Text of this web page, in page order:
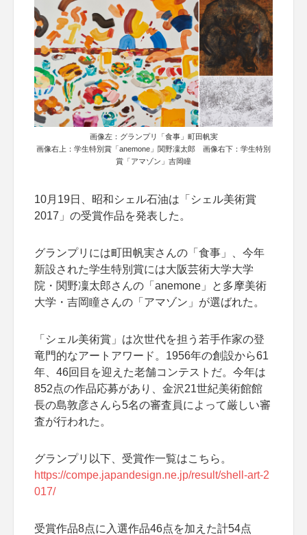
画像左：グランプリ「食事」町田帆実
画像右上：学生特別賞「anemone」関野凜太郎 画像右下：学生特別
賞「アマゾン」吉岡瞳
10月19日、昭和シェル石油は「シェル美術賞
2017」の受賞作品を発表した。
グランプリには町田帆実さんの「食事」、今年
新設された学生特別賞には大阪芸術大学大学
院・関野凜太郎さんの「anemone」と多摩美術
大学・吉岡瞳さんの「アマゾン」が選ばれた。
「シェル美術賞」は次世代を担う若手作家の登
竜門的なアートアワード。1956年の創設から61
年、46回目を迎えた老舗コンテストだ。今年は
852点の作品応募があり、金沢21世紀美術館館
長の島敦彦さんら5名の審査員によって厳しい審
査が行われた。
グランプリ以下、受賞作一覧はこちら。
https://compe.japandesign.ne.jp/result/shell-art-2
017/
受賞作品8点に入選作品46点を加えた計54点